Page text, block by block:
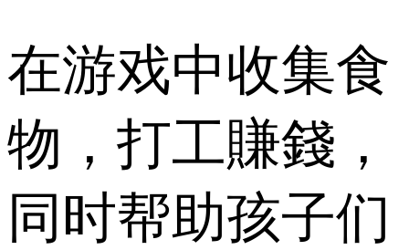
在游戏中收集食
物，打工賺錢，
同时帮助孩子们